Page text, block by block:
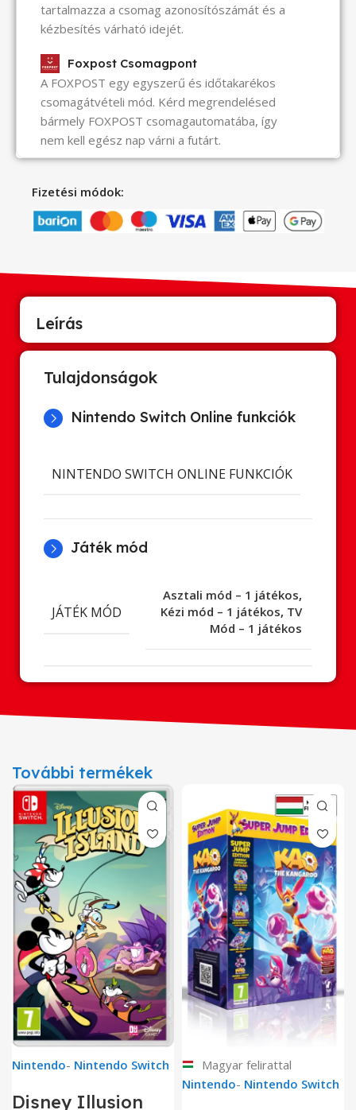
tartalmazza a csomag azonosítószámát és a
kézbesítés várható idejét.
Foxpost Csomagpont
A FOXPOST egy egyszerű és időtakarékos
csomagátvételi mód. Kérd megrendelésed
bármely FOXPOST csomagautomatába, így
nem kell egész nap várni a futárt.
Fizetési módok:
Leírás
Tulajdonságok
Nintendo Switch Online funkciók
NINTENDO SWITCH ONLINE FUNKCIÓK
Játék mód
JÁTÉK MÓD
Asztali mód – 1 játékos,
Kézi mód – 1 játékos, TV
Mód – 1 játékos
További termékek
Nintendo- Nintendo Switch
Disney Illusion
Magyar felirattal
Nintendo- Nintendo Switch